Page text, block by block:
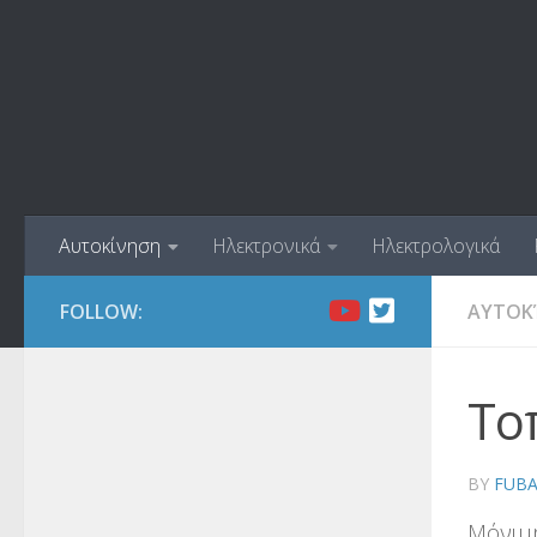
Αυτοκίνηση Ηλεκτρονικά Ηλεκτρολογικά
BY
FOLLOW: